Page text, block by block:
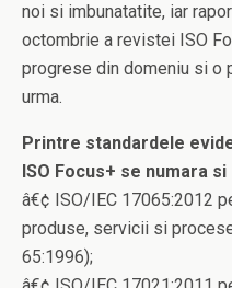
noi si imbunatatite, iar
octombrie a revistei ISO
progrese din domeniu si o
urma.
Printre standardele
ISO Focus+ se numara
â€¢ ISO/IEC 17065:2012
produse, servicii si
65:1996);